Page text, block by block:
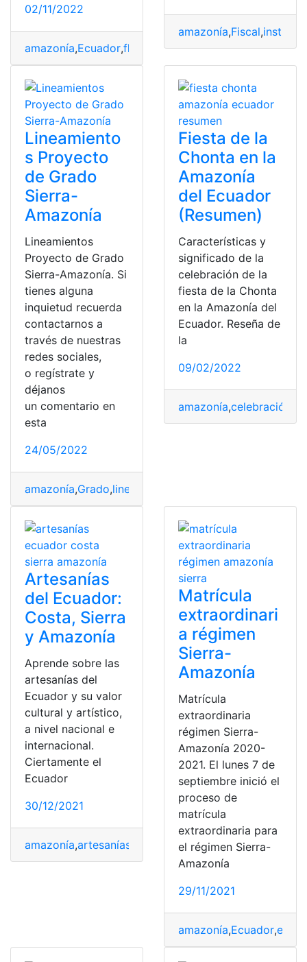
02/11/2022
amazonía,Ecuador,flora y fauna,regiones,turismo
amazonía,Fiscal,
Lineamiento
s Proyecto
de Grado
Sierra-
Amazonía
Lineamientos
Proyecto de Grado
Sierra-Amazonía. Si
tienes alguna
inquietud recuerda
contactarnos a
través de nuestras
redes sociales,
o regístrate y
déjanos
un comentario en
esta
24/05/2022
amazonía,Grado,lineamientos
Fiesta de la
Chonta en la
Amazonía
del Ecuador
(Resumen)
Características y
significado de la
celebración de la
fiesta de la Chonta
en la Amazonía del
Ecuador. Reseña de
la
09/02/2022
amazonía,celebración
Artesanías
del Ecuador:
Costa, Sierra
y Amazonía
Aprende sobre las
artesanías del
Ecuador y su valor
cultural y artístico,
a nivel nacional e
internacional.
Ciertamente el
Ecuador
30/12/2021
amazonía,artesanías Ecuador,Sierra
Matrícula
extraordinari
a régimen
Sierra-
Amazonía
Matrícula
extraordinaria
régimen Sierra-
Amazonía 2020-
2021. El lunes 7 de
septiembre inició el
proceso de
matrícula
extraordinaria para
el régimen Sierra-
Amazonía
29/11/2021
amazonía,Ecuador,